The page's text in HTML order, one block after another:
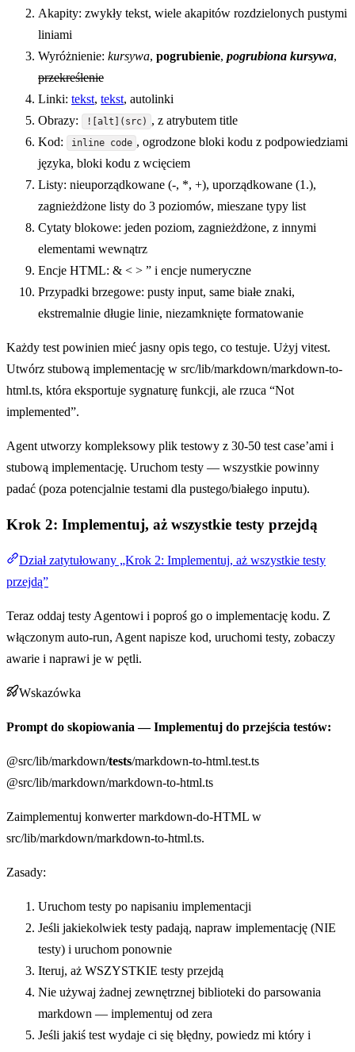
Akapity: zwykły tekst, wiele akapitów rozdzielonych pustymi
liniami
Wyróżnienie: kursywa, pogrubienie, pogrubiona kursywa,
przekreślenie
Linki: tekst, tekst, autolinki
Obrazy:
![alt](src) , z atrybutem title
Kod:
inline code , ogrodzone bloki kodu z podpowiedziami
języka, bloki kodu z wcięciem
Listy: nieuporządkowane (-, *, +), uporządkowane (1.),
zagnieżdżone listy do 3 poziomów, mieszane typy list
Cytaty blokowe: jeden poziom, zagnieżdżone, z innymi
elementami wewnątrz
Encje HTML: & < > ” i encje numeryczne
Przypadki brzegowe: pusty input, same białe znaki,
ekstremalnie długie linie, niezamknięte formatowanie
Każdy test powinien mieć jasny opis tego, co testuje. Użyj vitest.
Utwórz stubową implementację w src/lib/markdown/markdown-to-
html.ts, która eksportuje sygnaturę funkcji, ale rzuca “Not
implemented”.
Agent utworzy kompleksowy plik testowy z 30-50 test case’ami i
stubową implementację. Uruchom testy — wszystkie powinny
padać (poza potencjalnie testami dla pustego/białego inputu).
Krok 2: Implementuj, aż wszystkie testy przejdą
Dział zatytułowany „Krok 2: Implementuj, aż wszystkie testy
przejdą”
Teraz oddaj testy Agentowi i poproś go o implementację kodu. Z
włączonym auto-run, Agent napisze kod, uruchomi testy, zobaczy
awarie i naprawi je w pętli.
Wskazówka
Prompt do skopiowania — Implementuj do przejścia testów:
@src/lib/markdown/tests/markdown-to-html.test.ts
@src/lib/markdown/markdown-to-html.ts
Zaimplementuj konwerter markdown-do-HTML w
src/lib/markdown/markdown-to-html.ts.
Zasady:
Uruchom testy po napisaniu implementacji
Jeśli jakiekolwiek testy padają, napraw implementację (NIE
testy) i uruchom ponownie
Iteruj, aż WSZYSTKIE testy przejdą
Nie używaj żadnej zewnętrznej biblioteki do parsowania
markdown — implementuj od zera
Jeśli jakiś test wydaje ci się błędny, powiedz mi który i